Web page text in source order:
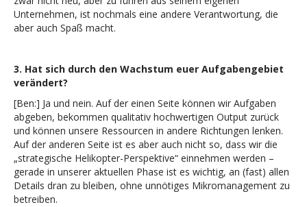
Unternehmen, ist nochmals eine andere Verantwortung, die
aber auch Spaß macht.
3. Hat sich durch den Wachstum euer Aufgabengebiet
verändert?
[Ben:] Ja und nein. Auf der einen Seite können wir Aufgaben
abgeben, bekommen qualitativ hochwertigen Output zurück
und können unsere Ressourcen in andere Richtungen lenken.
Auf der anderen Seite ist es aber auch nicht so, dass wir die
„strategische Helikopter-Perspektive“ einnehmen werden –
gerade in unserer aktuellen Phase ist es wichtig, an (fast) allen
Details dran zu bleiben, ohne unnötiges Mikromanagement zu
betreiben.